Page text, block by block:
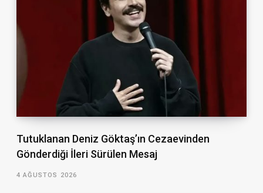
Tutuklanan Deniz Göktaş’ın Cezaevinden
Gönderdiği İleri Sürülen Mesaj
4 AĞUSTOS 2026